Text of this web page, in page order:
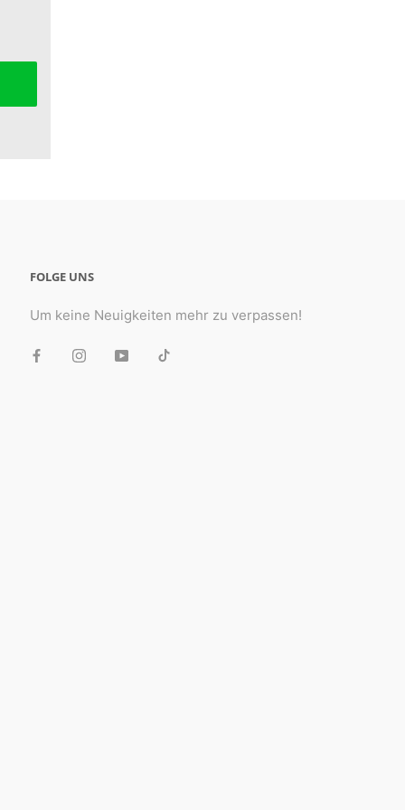
FOLGE UNS
Um keine Neuigkeiten mehr zu verpassen!